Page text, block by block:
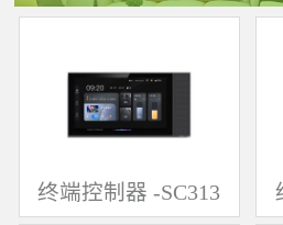
终端控制器 -SC313